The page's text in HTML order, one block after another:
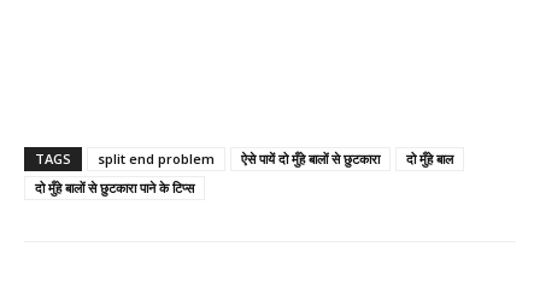
TAGS split end problem ऐसे पायें दो मुँहे बालों से छुटकारा
दो मुँहे बाल
दो मुँहे बालों से छुटकारा पाने के टिप्स